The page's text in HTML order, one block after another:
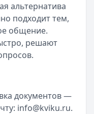
альтернатива
подходит тем,
общение.
решают
документов —
info@kviku.ru.